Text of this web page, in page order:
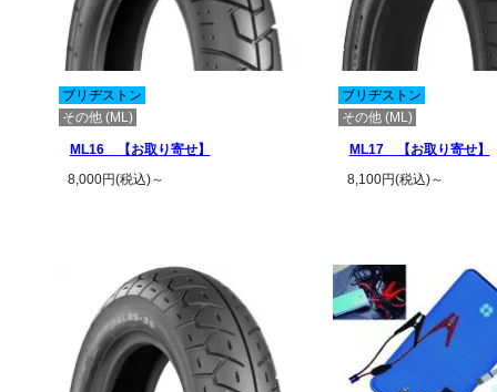
ブリヂストン
その他 (ML)
ML16 【お取り寄せ】
8,000円(税込)～
ブリヂストン
その他 (ML)
ML17 【お取り寄せ】
8,100円(税込)～